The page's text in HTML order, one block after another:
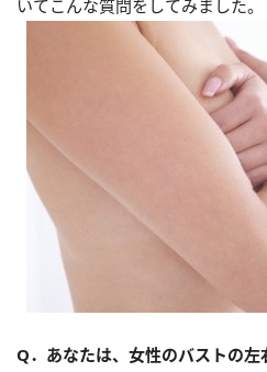
いてこんな質問をしてみました。
Q．あなたは、女性のバストの